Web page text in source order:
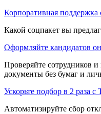
Корпоративная поддержка
Какой соцпакет вы
Оформляйте кандидатов
Проверяйте сотрудников
документы без бумаг и
Ускорьте подбор в 2 раза с
Автоматизируйте сбор